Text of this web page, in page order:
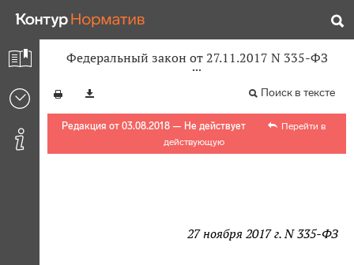
Федеральный закон от 27.11.2017 N 335-ФЗ
Поиск в тексте
Редакция от 03.08.2018 — Не действует
Перейти в
действующую
27 ноября 2017 г. N 335-ФЗ